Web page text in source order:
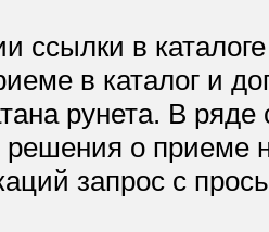
ссылки в
в каталог и
рунета. В
решения о приеме
запрос с